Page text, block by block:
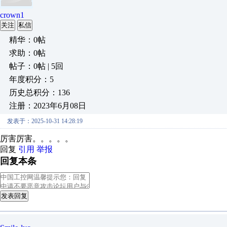
crown1
关注 私信
精华：0帖
求助：0帖
帖子：0帖 | 5回
年度积分：5
历史总积分：136
注册：2023年6月08日
发表于：2025-10-31 14:28:19
厉害厉害。。。。。
回复 引用 举报
回复本条
发表回复